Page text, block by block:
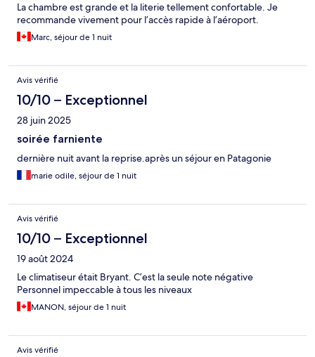
La chambre est grande et la literie tellement confortable. Je
recommande vivement pour l’accès rapide à l’aéroport.
Marc, séjour de 1 nuit
Avis vérifié
10/10 – Exceptionnel
28 juin 2025
soirée farniente
dernière nuit avant la reprise.après un séjour en Patagonie
marie odile, séjour de 1 nuit
Avis vérifié
10/10 – Exceptionnel
19 août 2024
Le climatiseur était Bryant. C’est la seule note négative
Personnel impeccable à tous les niveaux
MANON, séjour de 1 nuit
Avis vérifié